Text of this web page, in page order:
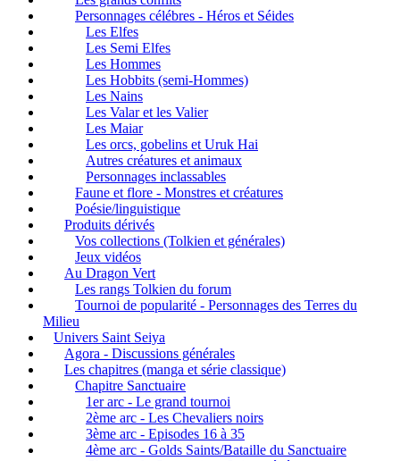
Personnages célébres - Héros et Séides
Les Elfes
Les Semi Elfes
Les Hommes
Les Hobbits (semi-Hommes)
Les Nains
Les Valar et les Valier
Les Maiar
Les orcs, gobelins et Uruk Hai
Autres créatures et animaux
Personnages inclassables
Faune et flore - Monstres et créatures
Poésie/linguistique
Produits dérivés
Vos collections (Tolkien et générales)
Jeux vidéos
Au Dragon Vert
Les rangs Tolkien du forum
Tournoi de popularité - Personnages des Terres du
Milieu
Univers Saint Seiya
Agora - Discussions générales
Les chapitres (manga et série classique)
Chapitre Sanctuaire
1er arc - Le grand tournoi
2ème arc - Les Chevaliers noirs
3ème arc - Episodes 16 à 35
4ème arc - Golds Saints/Bataille du Sanctuaire